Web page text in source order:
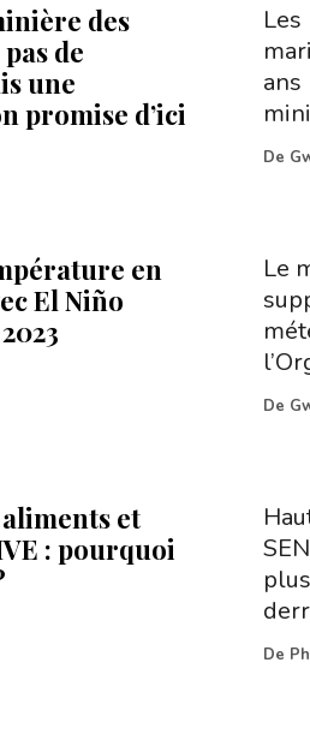
des
de
une
promise d’ici
ans
De
en
El Niño
Le
De
et
: pourquoi
De